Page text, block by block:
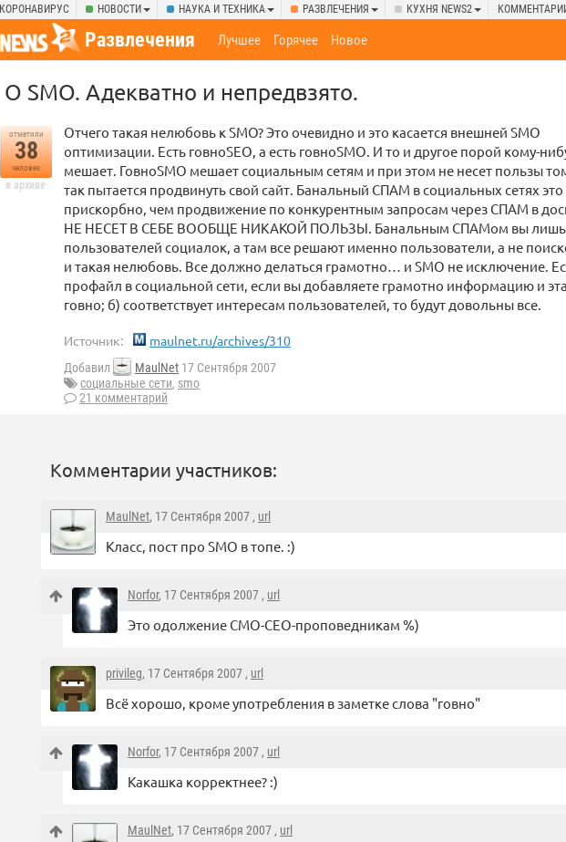
КОРОНАВИРУС НОВОСТИ НАУКА И ТЕХНИКА РАЗВЛЕЧЕНИЯ КУХНЯ NEWS2
Развлечения Лучшее Горячее Новое
О SMO. Адекватно и непредвзято.
отметили
38
человек
в архиве
Отчего такая нелюбовь к SMO? Это очевидно и это касается внешней SMO
оптимизации. Есть говноSEO, а есть говноSMO. И то и другое порой кому-
мешает. ГовноSMO мешает социальным сетям и при этом не несет пользы
так пытается продвинуть свой сайт. Банальный СПАМ в социальных сетях
прискорбно, чем продвижение по конкурентным запросам через СПАМ в
НЕ НЕСЕТ В СЕБЕ ВООБЩЕ НИКАКОЙ ПОЛЬЗЫ. Банальным СПАМом вы лишь
пользователей социалок, а там все решают именно пользователи, а не
и такая нелюбовь. Все должно делаться грамотно… и SMO не исключение.
профайл в социальной сети, если вы добавляете грамотно информацию и
говно; б) соответствует интересам пользователей, то будут довольны все.
Источник: maulnet.ru/archives/310
Добавил MaulNet 17 Сентября 2007
социальные сети, smo
21 комментарий
Комментарии участников:
MaulNet, 17 Сентября 2007 , url
Класс, пост про SMO в топе. :)
Norfor, 17 Сентября 2007 , url
Это одолжение СМО-СЕО-проповедникам %)
privileg, 17 Сентября 2007 , url
Всё хорошо, кроме употребления в заметке слова "говно"
Norfor, 17 Сентября 2007 , url
Какашка корректнее? :)
MaulNet, 17 Сентября 2007 , url